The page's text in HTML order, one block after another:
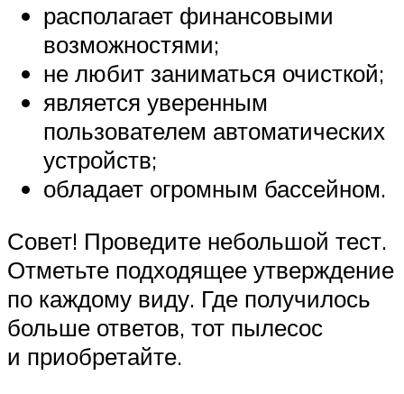
располагает финансовыми
возможностями;
не любит заниматься очисткой;
является уверенным
пользователем автоматических
устройств;
обладает огромным бассейном.
Совет! Проведите небольшой тест.
Отметьте подходящее утверждение
по каждому виду. Где получилось
больше ответов, тот пылесос
и приобретайте.